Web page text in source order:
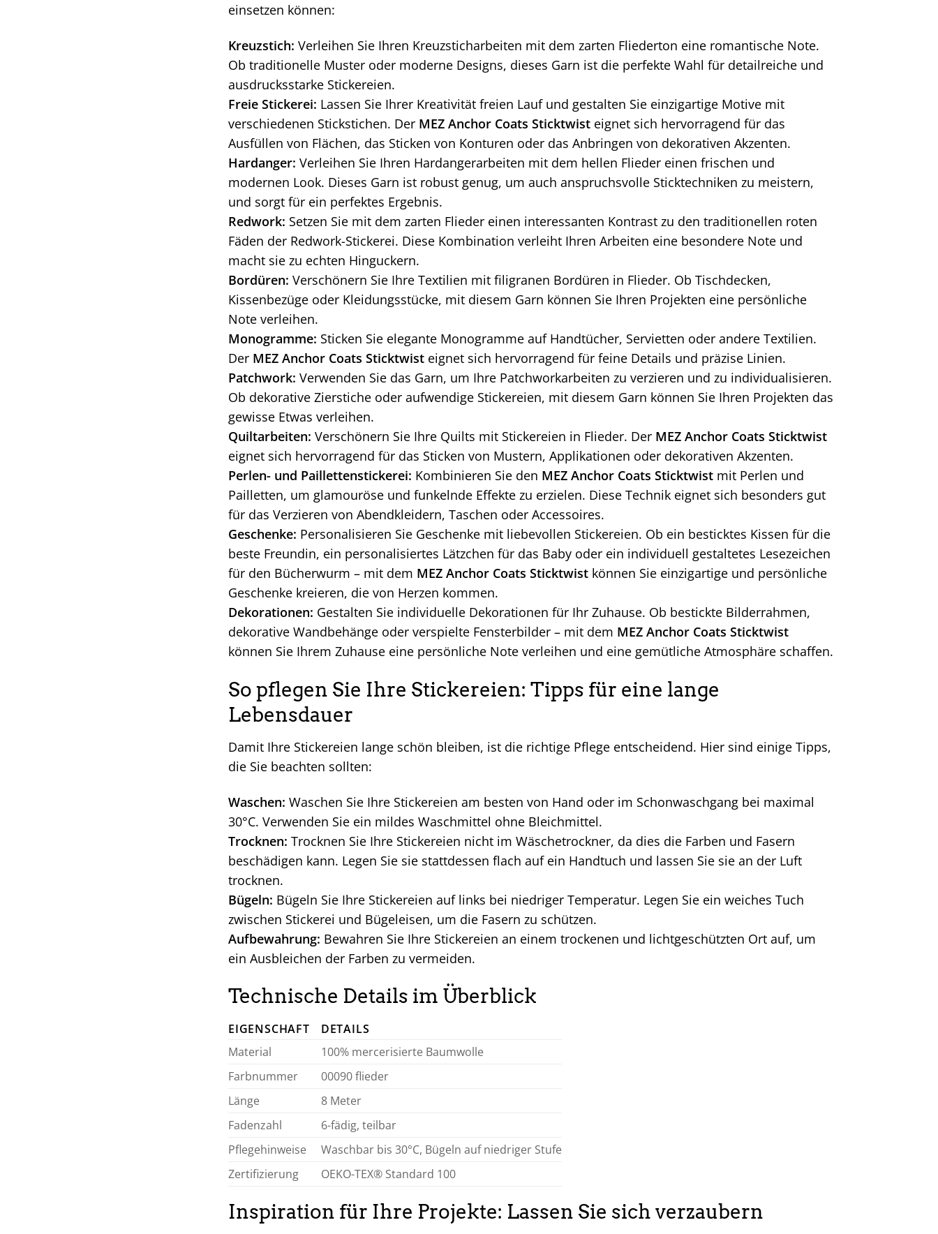
einsetzen können:
Kreuzstich: Verleihen Sie Ihren Kreuzsticharbeiten mit dem zarten Fliederton eine romantische Note.
Ob traditionelle Muster oder moderne Designs, dieses Garn ist die perfekte Wahl für detailreiche und
ausdrucksstarke Stickereien.
Freie Stickerei: Lassen Sie Ihrer Kreativität freien Lauf und gestalten Sie einzigartige Motive mit
verschiedenen Stickstichen. Der MEZ Anchor Coats Sticktwist eignet sich hervorragend für das
Ausfüllen von Flächen, das Sticken von Konturen oder das Anbringen von dekorativen Akzenten.
Hardanger: Verleihen Sie Ihren Hardangerarbeiten mit dem hellen Flieder einen frischen und
modernen Look. Dieses Garn ist robust genug, um auch anspruchsvolle Sticktechniken zu meistern,
und sorgt für ein perfektes Ergebnis.
Redwork: Setzen Sie mit dem zarten Flieder einen interessanten Kontrast zu den traditionellen roten
Fäden der Redwork-Stickerei. Diese Kombination verleiht Ihren Arbeiten eine besondere Note und
macht sie zu echten Hinguckern.
Bordüren: Verschönern Sie Ihre Textilien mit filigranen Bordüren in Flieder. Ob Tischdecken,
Kissenbezüge oder Kleidungsstücke, mit diesem Garn können Sie Ihren Projekten eine persönliche
Note verleihen.
Monogramme: Sticken Sie elegante Monogramme auf Handtücher, Servietten oder andere Textilien.
Der MEZ Anchor Coats Sticktwist eignet sich hervorragend für feine Details und präzise Linien.
Patchwork: Verwenden Sie das Garn, um Ihre Patchworkarbeiten zu verzieren und zu individualisieren.
Ob dekorative Zierstiche oder aufwendige Stickereien, mit diesem Garn können Sie Ihren Projekten das
gewisse Etwas verleihen.
Quiltarbeiten: Verschönern Sie Ihre Quilts mit Stickereien in Flieder. Der MEZ Anchor Coats Sticktwist
eignet sich hervorragend für das Sticken von Mustern, Applikationen oder dekorativen Akzenten.
Perlen- und Paillettenstickerei: Kombinieren Sie den MEZ Anchor Coats Sticktwist mit Perlen und
Pailletten, um glamouröse und funkelnde Effekte zu erzielen. Diese Technik eignet sich besonders gut
für das Verzieren von Abendkleidern, Taschen oder Accessoires.
Geschenke: Personalisieren Sie Geschenke mit liebevollen Stickereien. Ob ein besticktes Kissen für die
beste Freundin, ein personalisiertes Lätzchen für das Baby oder ein individuell gestaltetes Lesezeichen
für den Bücherwurm – mit dem MEZ Anchor Coats Sticktwist können Sie einzigartige und persönliche
Geschenke kreieren, die von Herzen kommen.
Dekorationen: Gestalten Sie individuelle Dekorationen für Ihr Zuhause. Ob bestickte Bilderrahmen,
dekorative Wandbehänge oder verspielte Fensterbilder – mit dem MEZ Anchor Coats Sticktwist
können Sie Ihrem Zuhause eine persönliche Note verleihen und eine gemütliche Atmosphäre schaffen.
So pflegen Sie Ihre Stickereien: Tipps für eine lange
Lebensdauer
Damit Ihre Stickereien lange schön bleiben, ist die richtige Pflege entscheidend. Hier sind einige Tipps,
die Sie beachten sollten:
Waschen: Waschen Sie Ihre Stickereien am besten von Hand oder im Schonwaschgang bei maximal
30°C. Verwenden Sie ein mildes Waschmittel ohne Bleichmittel.
Trocknen: Trocknen Sie Ihre Stickereien nicht im Wäschetrockner, da dies die Farben und Fasern
beschädigen kann. Legen Sie sie stattdessen flach auf ein Handtuch und lassen Sie sie an der Luft
trocknen.
Bügeln: Bügeln Sie Ihre Stickereien auf links bei niedriger Temperatur. Legen Sie ein weiches Tuch
zwischen Stickerei und Bügeleisen, um die Fasern zu schützen.
Aufbewahrung: Bewahren Sie Ihre Stickereien an einem trockenen und lichtgeschützten Ort auf, um
ein Ausbleichen der Farben zu vermeiden.
Technische Details im Überblick
EIGENSCHAFT
DETAILS
Material
100% mercerisierte Baumwolle
Farbnummer
00090 flieder
Länge
8 Meter
Fadenzahl
6-fädig, teilbar
Pflegehinweise
Waschbar bis 30°C, Bügeln auf niedriger Stufe
Zertifizierung
OEKO-TEX® Standard 100
Inspiration für Ihre Projekte: Lassen Sie sich verzaubern